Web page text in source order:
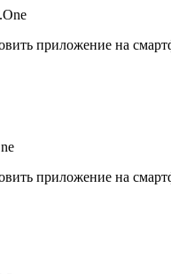
приложение на
приложение на